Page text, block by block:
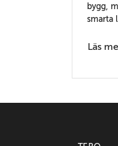
bygg,
smarta
Läs